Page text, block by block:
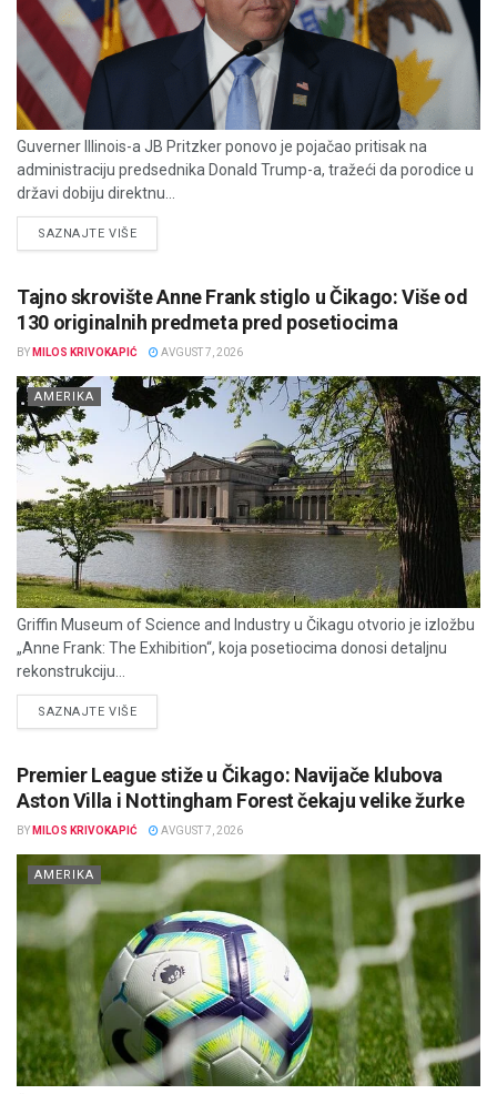
Guverner Illinois-a JB Pritzker ponovo je pojačao pritisak na
administraciju predsednika Donald Trump-a, tražeći da porodice u
državi dobiju direktnu...
SAZNAJTE VIŠEDETAILS
Tajno skrovište Anne Frank stiglo u Čikago: Više od
130 originalnih predmeta pred posetiocima
BY MILOS KRIVOKAPIĆ AVGUST 7, 2026
AMERIKA
Griffin Museum of Science and Industry u Čikagu otvorio je izložbu
„Anne Frank: The Exhibition“, koja posetiocima donosi detaljnu
rekonstrukciju...
SAZNAJTE VIŠEDETAILS
Premier League stiže u Čikago: Navijače klubova
Aston Villa i Nottingham Forest čekaju velike žurke
BY MILOS KRIVOKAPIĆ AVGUST 7, 2026
AMERIKA